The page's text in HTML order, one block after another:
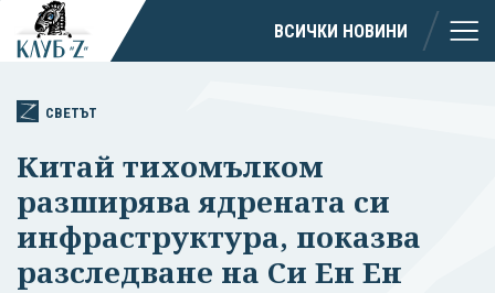
ВСИЧКИ НОВИНИ
СВЕТЪТ
Китай тихомълком
разширява ядрената си
инфраструктура, показва
разследване на Си Ен Ен